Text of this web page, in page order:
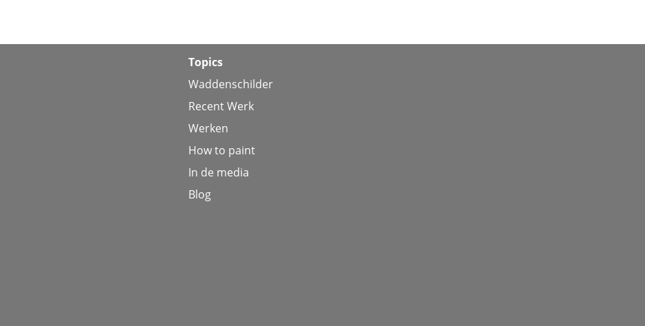
Topics
Waddenschilder
Recent Werk
Werken
How to paint
In de media
Blog